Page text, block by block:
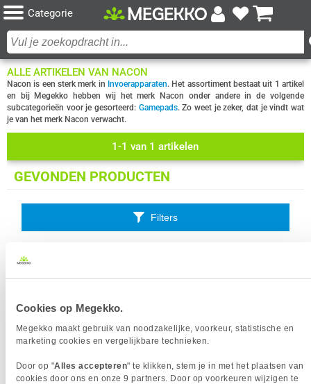
Cookies op Megekko.
Megekko maakt gebruik van noodzakelijke, voorkeur, statistische en
marketing cookies en vergelijkbare technieken.
Door op "Alles accepteren" te klikken, stem je in met het plaatsen van
cookies door ons en onze 9 partners. Door op voorkeuren wijzigen te
Categorie
ALLE ARTIKELEN VAN NACON
Nacon is een sterk merk in Invoerapparaten. Het assortiment bestaat uit 1 artikel
en bij Megekko hebben wij het merk Nacon onder andere in de volgende
subcategorieën voor je gesorteerd: Gamepads. Zo weet je zeker, dat je vindt wat
je van het merk Nacon verwacht.
1-1 van 1 artikelen
GEVONDEN PRODUCTEN
Filters